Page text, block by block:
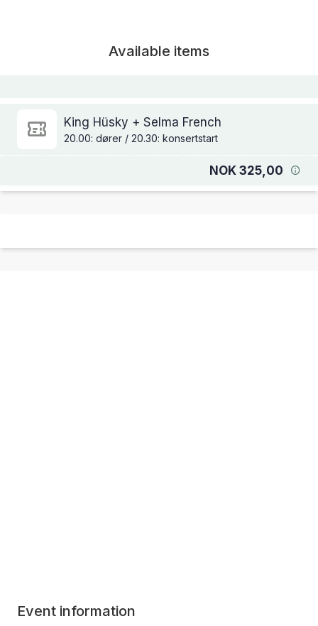
Available items
King Hüsky + Selma French
20.00: dører / 20.30: konsertstart
NOK 325,00
Event information